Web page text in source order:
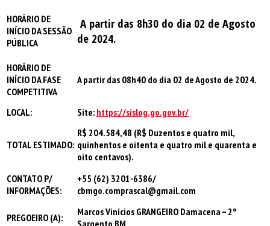
HORÁRIO DE
INÍCIO DA SESSÃO
PÚBLICA
A partir das 8h30 do dia 02 de Agosto
de 2024.
HORÁRIO DE
INÍCIO DA FASE
COMPETITIVA
A partir das 08h40 do dia 02 de Agosto de 2024.
LOCAL: Site: https://sislog.go.gov.br/
TOTAL ESTIMADO:
R$ 204.584,48 (R$ Duzentos e quatro mil,
quinhentos e oitenta e quatro mil e quarenta e
oito centavos).
CONTATO P/
INFORMAÇÕES:
+55 (62) 3201-6386/
cbmgo.comprascal@gmail.com
PREGOEIRO (A):
Marcos Vinícios GRANGEIRO Damacena – 2º